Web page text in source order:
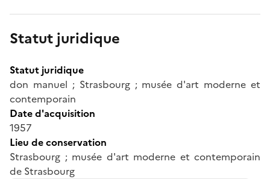
Statut juridique
Statut juridique
don manuel ; Strasbourg ; musée d'art moderne et
contemporain
Date d'acquisition
1957
Lieu de conservation
Strasbourg ; musée d'art moderne et contemporain
de Strasbourg